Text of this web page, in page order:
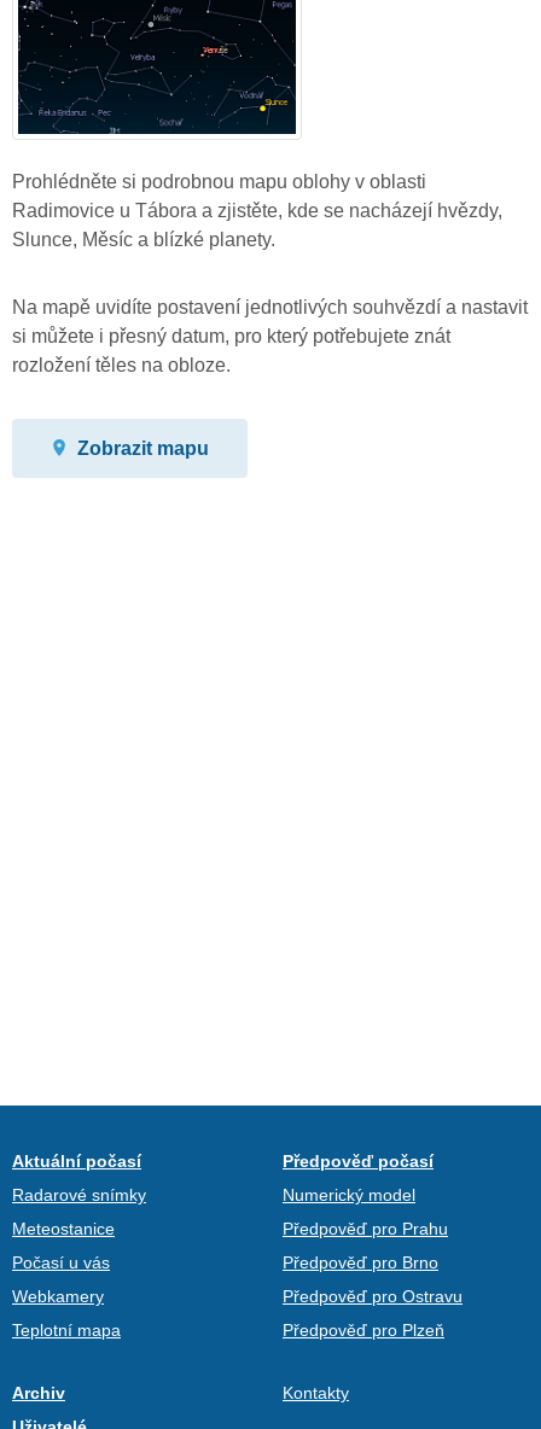
Prohlédněte si podrobnou mapu oblohy v oblasti
Radimovice u Tábora a zjistěte, kde se nacházejí hvězdy,
Slunce, Měsíc a blízké planety.
Na mapě uvidíte postavení jednotlivých souhvězdí a nastavit
si můžete i přesný datum, pro který potřebujete znát
rozložení těles na obloze.
Zobrazit mapu
Aktuální počasí
Radarové snímky
Meteostanice
Počasí u vás
Webkamery
Teplotní mapa
Předpověď počasí
Numerický model
Předpověď pro Prahu
Předpověď pro Brno
Předpověď pro Ostravu
Předpověď pro Plzeň
Archiv
Kontakty